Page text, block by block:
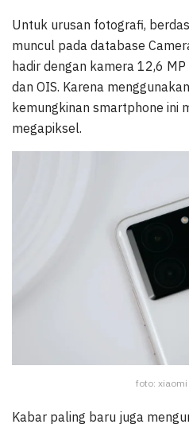
Untuk urusan fotografi,
muncul pada database
hadir dengan kamera 12,6
dan OIS. Karena
kemungkinan smartphone ini
megapiksel.
foto:
Kabar paling baru juga